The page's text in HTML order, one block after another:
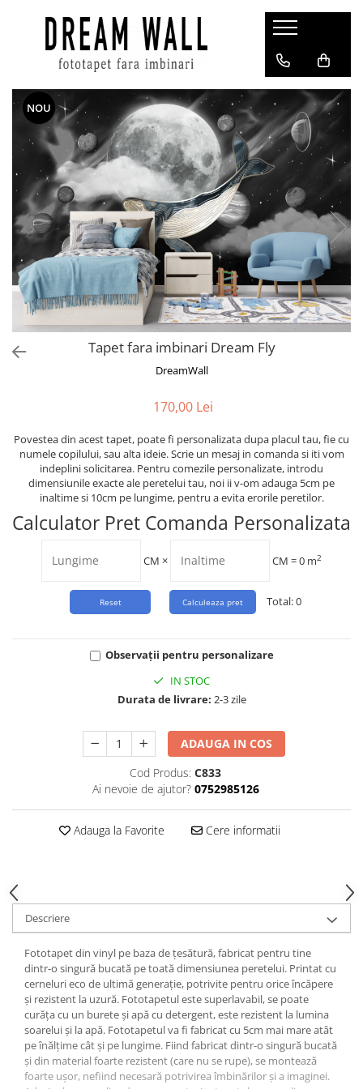
Fototapet fara imbinari
ExclusivArt
Abstract
Arhitectura
Fluid Art
Forme Geometrice
Fototapet 3D
Frescă
Frunze
Natura
Peisaj
Tropical
NOU
Tapet fara imbinari Dream Fly
DreamWall
170,00 Lei
Povestea din acest tapet, poate fi personalizata dupa placul tau, fie cu
numele copilului, sau alta ideie. Scrie un mesaj in comanda si iti vom
indeplini solicitarea. Pentru comezile personalizate, introdu
dimensiunile exacte ale peretelui tau, noi ii v-om adauga 5cm pe
inaltime si 10cm pe lungime, pentru a evita erorile peretilor.
Calculator Pret Comanda Personalizata
CM × CM =0 m2
Total:0
Observații pentru personalizare
IN STOC
Durata de livrare: 2-3 zile
ADAUGA IN COS
Cod Produs: C833
Ai nevoie de ajutor? 0752985126
Adauga la Favorite Cere informatii
Descriere
Fototapet din vinyl pe baza de țesătură, fabricat pentru tine
dintr-o singură bucată pe toată dimensiunea peretelui. Printat cu
cerneluri eco de ultimă generație, potrivite pentru orice încăpere
și rezistent la uzură. Fototapetul este superlavabil, se poate
curăța cu un burete și apă cu detergent, este rezistent la lumina
soarelui și la apă. Fototapetul va fi fabricat cu 5cm mai mare atât
pe înălțime cât și pe lungime. Fiind fabricat dintr-o singură bucată
și din material foarte rezistent (care nu se rupe), se montează
foarte ușor, nefiind necesară potrivirea îmbinărilor și a imaginei.